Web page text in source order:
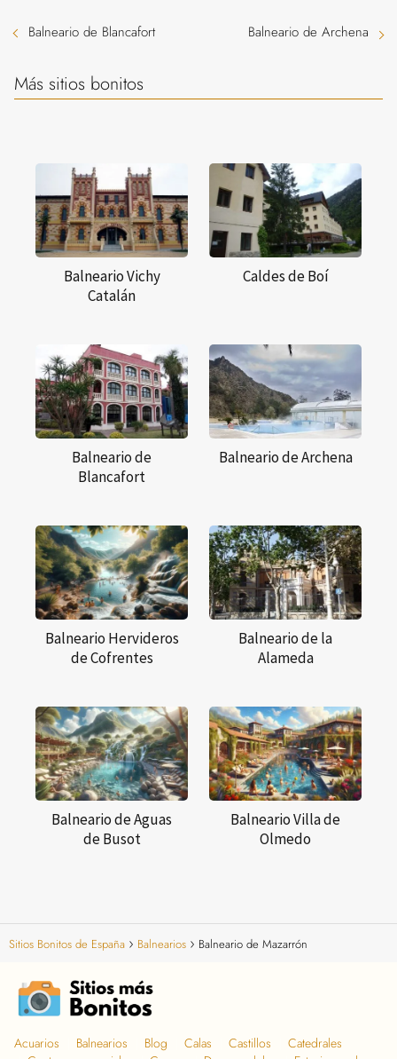
Balneario de Blancafort Balneario de Archena
Más sitios bonitos
Balneario Vichy
Catalán
Caldes de Boí
Balneario de
Blancafort
Balneario de Archena
Balneario Hervideros
de Cofrentes
Balneario de la
Alameda
Balneario de Aguas
de Busot
Balneario Villa de
Olmedo
Sitios Bonitos de España Balnearios Balneario de Mazarrón
Acuarios Balnearios Blog Calas Castillos
Catedrales